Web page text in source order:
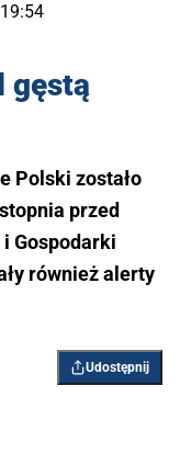
gęstą
Polski zostało
przed
Gospodarki
również alerty
Udostępnij